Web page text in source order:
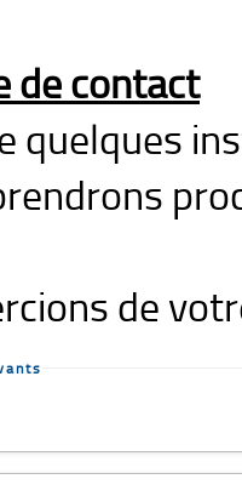
de contact
quelques
de